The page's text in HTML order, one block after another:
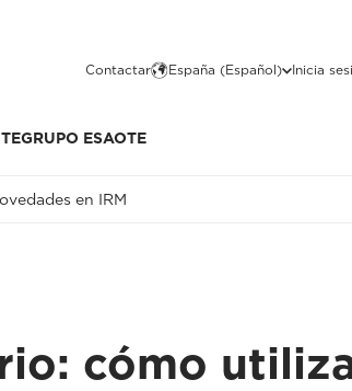
Contactar España (Español) Inicia
GRUPO ESAOTE
en IRM
cómo